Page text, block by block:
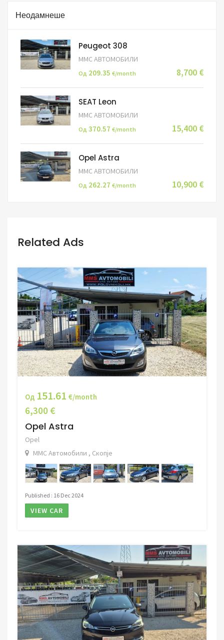
Неодамнеше
Peugeot 308
ММС АВТОМОБИЛИ
Од 209.35 €/month 8,700 €
SEAT Leon
ММС АВТОМОБИЛИ
Од 370.57 €/month 15,400 €
Opel Astra
ММС АВТОМОБИЛИ
Од 262.27 €/month 10,900 €
Related Ads
Од 151.61 €/month
6,300 €
Opel Astra
Opel
ММС Автомобили , Скопје
Published : 16 Dec 2024
VIEW CAR